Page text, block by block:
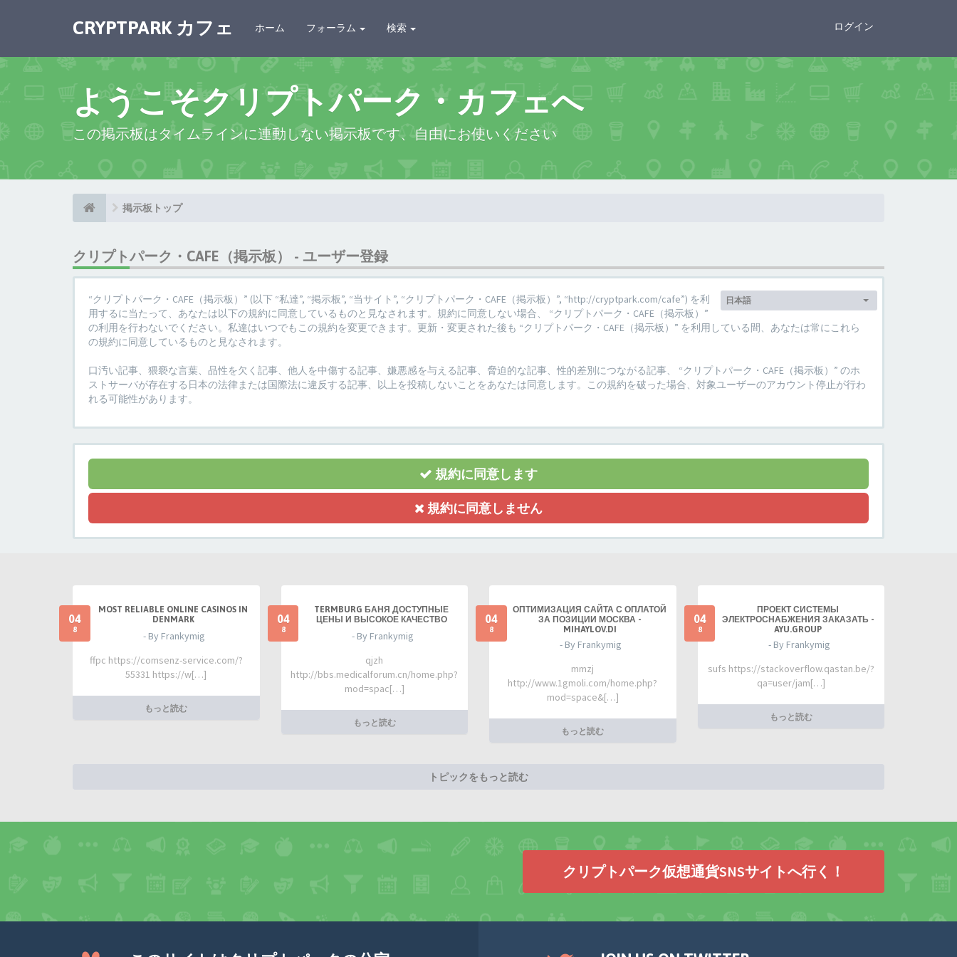
CRYPTPARK カフェ ホーム フォーラム 検索 ログイン
ようこそクリプトパーク・カフェへ
この掲示板はタイムラインに連動しない掲示板です、自由にお使いください
掲示板トップ
クリプトパーク・CAFE（掲示板） - ユーザー登録
言
語:
日本語
“クリプトパーク・CAFE（掲示板）” (以下 “私達”, “掲示板”, “当サイト”, “クリプトパーク・CAFE（掲示板）”, “http://cryptpark.com/cafe”) を利
用するに当たって、あなたは以下の規約に同意しているものと見なされます。規約に同意しない場合、 “クリプトパーク・CAFE（掲示板）”
の利用を行わないでください。私達はいつでもこの規約を変更できます。更新・変更された後も “クリプトパーク・CAFE（掲示板）” を利用している間、あなたは常にこれら
の規約に同意しているものと見なされます。
口汚い記事、猥褻な言葉、品性を欠く記事、他人を中傷する記事、嫌悪感を与える記事、脅迫的な記事、性的差別につながる記事、 “クリプトパーク・CAFE（掲示板）” のホ
ストサーバが存在する日本の法律または国際法に違反する記事、以上を投稿しないことをあなたは同意します。この規約を破った場合、対象ユーザーのアカウント停止が行わ
れる可能性があります。
規約に同意します
規約に同意しません
04
8
MOST RELIABLE ONLINE CASINOS IN
DENMARK
- By Frankymig
ffpc https://comsenz-service.com/?
55331 https://w[…]
もっと読む
04
8
TERMBURG БАНЯ ДОСТУПНЫЕ
ЦЕНЫ И ВЫСОКОЕ КАЧЕСТВО
- By Frankymig
qjzh
http://bbs.medicalforum.cn/home.php?
mod=spac[…]
もっと読む
04
8
ОПТИМИЗАЦИЯ САЙТА С ОПЛАТОЙ
ЗА ПОЗИЦИИ МОСКВА -
MIHAYLOV.DI
- By Frankymig
mmzj
http://www.1gmoli.com/home.php?
mod=space&[…]
もっと読む
04
8
ПРОЕКТ СИСТЕМЫ
ЭЛЕКТРОСНАБЖЕНИЯ ЗАКАЗАТЬ -
AYU.GROUP
- By Frankymig
sufs https://stackoverflow.qastan.be/?
qa=user/jam[…]
もっと読む
トピックをもっと読む
クリプトパーク仮想通貨SNSサイトへ行く！